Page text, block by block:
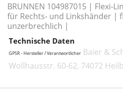
BRUNNEN 104987015 | Flexi-
für Rechts- und Linkshänder |
unzerbrechlich |
Technische Daten
GPSR - Hersteller / Verantwortlicher Baier &
Wollhausstr. 60-62, 74072